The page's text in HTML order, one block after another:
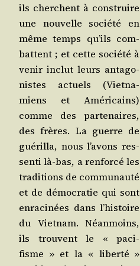
ils cherchent à construire
une nou­velle socié­té en
même temps qu’ils com­
battent ; et cette socié­té à
venir inclut leurs anta­go­
nistes actuels (Viet­na­
miens et Amé­ri­cains)
comme des par­te­naires,
des frères. La guerre de
gué­rilla, nous l’avons res­
sen­ti là-bas, a ren­for­cé les
tra­di­tions de com­mu­nau­té
et de démo­cra­tie qui sont
enra­ci­nées dans l’histoire
du Viet­nam. Néan­moins,
ils trouvent le « paci­
fisme » et la « liber­té »